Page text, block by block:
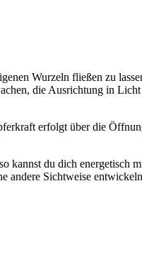
Wurzeln fließen zu
die Ausrichtung in
erfolgt über die
kannst du dich energetisch
andere Sichtweise